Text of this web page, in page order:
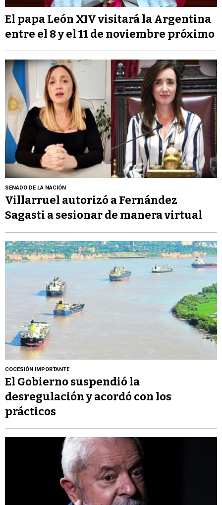
El papa León XIV visitará la Argentina
entre el 8 y el 11 de noviembre próximo
SENADO DE LA NACIÓN
Villarruel autorizó a Fernández
Sagasti a sesionar de manera virtual
COCESIÓN IMPORTANTE
El Gobierno suspendió la
desregulación y acordó con los
prácticos